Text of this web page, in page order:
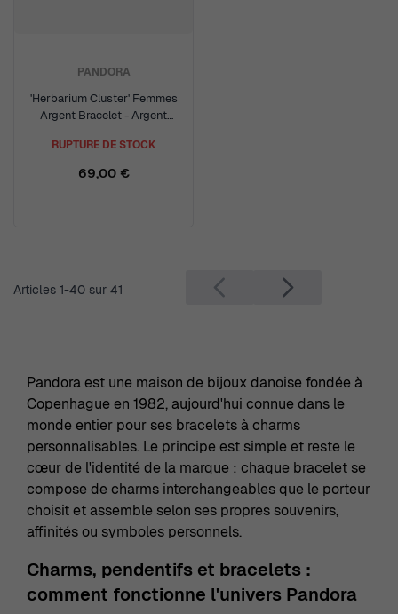
PANDORA
'Herbarium Cluster' Femmes
Argent Bracelet - Argent
RUPTURE DE STOCK
69,00 €
Articles 1-40 sur 41
Pandora est une maison de bijoux danoise fondée à
Copenhague en 1982, aujourd'hui connue dans le
monde entier pour ses bracelets à charms
personnalisables. Le principe est simple et reste le
cœur de l'identité de la marque : chaque bracelet se
compose de charms interchangeables que le porteur
choisit et assemble selon ses propres souvenirs,
affinités ou symboles personnels.
Charms, pendentifs et bracelets :
comment fonctionne l'univers Pandora